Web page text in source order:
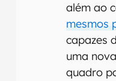
além ao
mesmos
capazes
uma
quadro